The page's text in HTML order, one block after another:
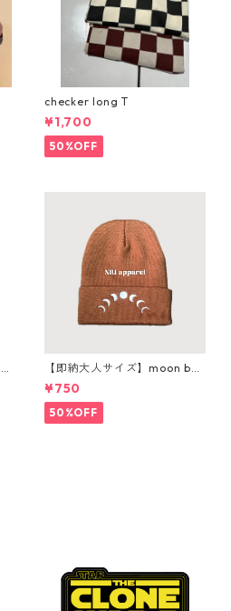
checker long T
¥1,700
50%OFF
【即納大人サイズ】moon bea
nie
¥750
50%OFF